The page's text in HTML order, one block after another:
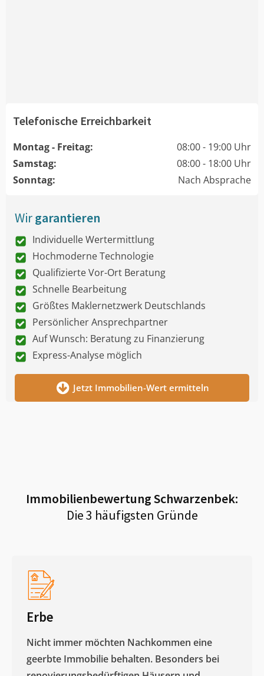
Telefonische Erreichbarkeit
Montag - Freitag:
08:00 - 19:00 Uhr
Samstag:
08:00 - 18:00 Uhr
Sonntag:
Nach Absprache
Wirgarantieren
Individuelle Wertermittlung
Hochmoderne Technologie
Qualifizierte Vor-Ort Beratung
Schnelle Bearbeitung
Größtes Maklernetzwerk Deutschlands
Persönlicher Ansprechpartner
Auf Wunsch: Beratung zu Finanzierung
Express-Analyse möglich
Jetzt Immobilien-Wert ermitteln
ImmobilienbewertungSchwarzenbek:
Die 3 häufigsten Gründe
Erbe
Nicht immer möchten Nachkommen eine
geerbte Immobilie behalten. Besonders bei